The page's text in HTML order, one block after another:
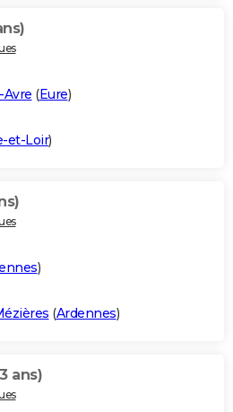
Avre (Eure)
et-Loir)
)
(Ardennes)
ans)